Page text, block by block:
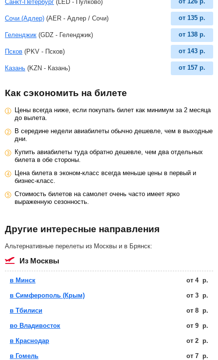
Санкт-Петербург (LED - Пулково)
Сочи (Адлер) (AER - Адлер / Сочи) от 135 р.
Геленджик (GDZ - Геленджик) от 138 р.
Псков (PKV - Псков) от 143 р.
Казань (KZN - Казань) от 157 р.
Как сэкономить на билете
Цены всегда ниже, если покупать билет как минимум за 2 месяца
до вылета.
В середине недели авиабилеты обычно дешевле, чем в выходные
дни.
Купить авиабилеты туда обратно дешевле, чем два отдельных
билета в обе стороны.
Цена билета в эконом-класс всегда меньше цены в первый и
бизнес-класс.
Стоимость билетов на самолет очень часто имеет ярко
выраженную сезонность.
Другие интересные направления
Альтернативные перелеты из Москвы и в Брянск:
из Москвы
в Минск от 4 р.
в Симферополь (Крым) от 3 р.
в Тбилиси от 8 р.
во Владивосток от 9 р.
в Краснодар от 2 р.
в Гомель от 7 р.